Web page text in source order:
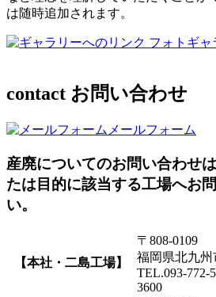
は随時追加されます。
フォトギャ
contact お問い合わせ
メールフォーム
産廃についてのお問い合わせ
たは目的に該当する工場へお
い。
【本社・二島工場】
〒808-0109
福岡県北九州
TEL.093-
3600